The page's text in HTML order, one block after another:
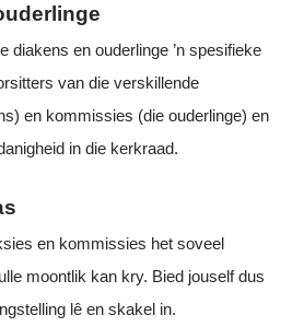
diakens en ouderlinge ’n spesifieke
van die verskillende
en kommissies (die ouderlinge) en
in die kerkraad.
en kommissies het soveel
moontlik kan kry. Bied jouself dus
lê en skakel in.